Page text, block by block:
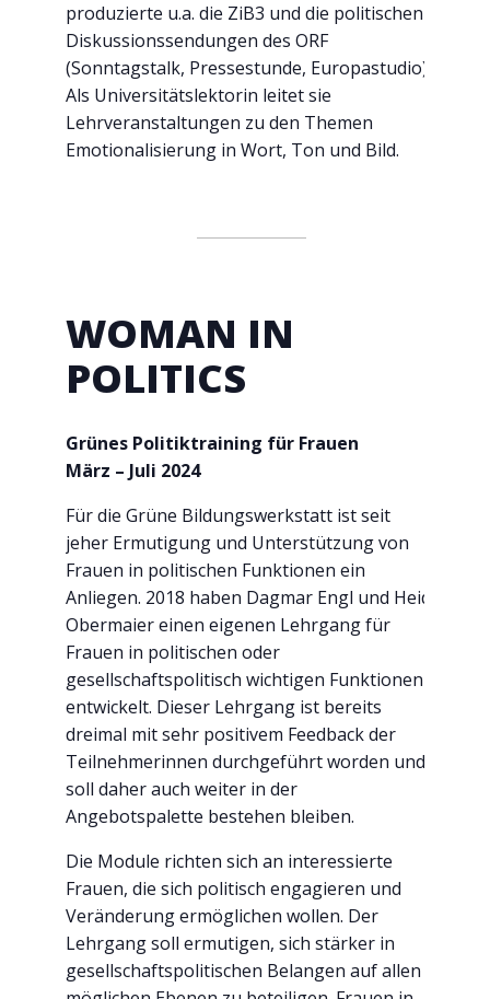
produzierte u.a. die ZiB3 und die politischen
Diskussionssendungen des ORF
(Sonntagstalk, Pressestunde, Europastudio).
Als Universitätslektorin leitet sie
Lehrveranstaltungen zu den Themen
Emotionalisierung in Wort, Ton und Bild.
WOMAN IN
POLITICS
Grünes Politiktraining für Frauen
März – Juli 2024
Für die Grüne Bildungswerkstatt ist seit
jeher Ermutigung und Unterstützung von
Frauen in politischen Funktionen ein
Anliegen. 2018 haben Dagmar Engl und Heidi
Obermaier einen eigenen Lehrgang für
Frauen in politischen oder
gesellschaftspolitisch wichtigen Funktionen
entwickelt. Dieser Lehrgang ist bereits
dreimal mit sehr positivem Feedback der
Teilnehmerinnen durchgeführt worden und
soll daher auch weiter in der
Angebotspalette bestehen bleiben.
Die Module richten sich an interessierte
Frauen, die sich politisch engagieren und
Veränderung ermöglichen wollen. Der
Lehrgang soll ermutigen, sich stärker in
gesellschaftspolitischen Belangen auf allen